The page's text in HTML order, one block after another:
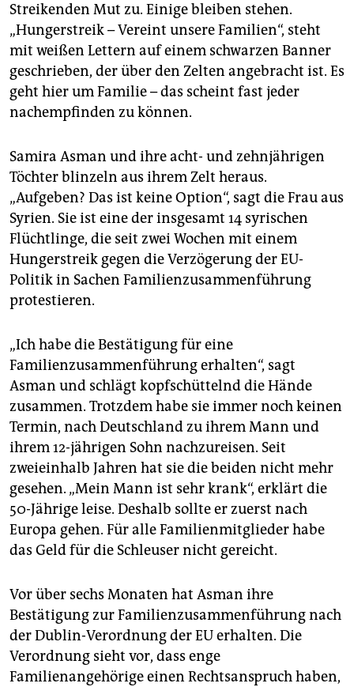
genossenschaft
epaper login
Streikenden Mut zu. Einige bleiben stehen.
„Hungerstreik – Vereint unsere Familien“, steht
mit weißen Lettern auf einem schwarzen Banner
geschrieben, der über den Zelten angebracht ist. Es
geht hier um Familie – das scheint fast jeder
nachempfinden zu können.
Samira Asman und ihre acht- und zehnjährigen
Töchter blinzeln aus ihrem Zelt heraus.
„Aufgeben? Das ist keine Option“, sagt die Frau aus
Syrien. Sie ist eine der insgesamt 14 syrischen
Flüchtlinge, die seit zwei Wochen mit einem
Hungerstreik gegen die Verzögerung der EU-
Politik in Sachen Familienzusammenführung
protestieren.
„Ich habe die Bestätigung für eine
Familienzusammenführung erhalten“, sagt
Asman und schlägt kopfschüttelnd die Hände
zusammen. Trotzdem habe sie immer noch keinen
Termin, nach Deutschland zu ihrem Mann und
ihrem 12-jährigen Sohn nachzureisen. Seit
zweieinhalb Jahren hat sie die beiden nicht mehr
gesehen. „Mein Mann ist sehr krank“, erklärt die
50-Jährige leise. Deshalb sollte er zuerst nach
Europa gehen. Für alle Familienmitglieder habe
das Geld für die Schleuser nicht gereicht.
Vor über sechs Monaten hat Asman ihre
Bestätigung zur Familienzusammenführung nach
der Dublin-Verordnung der EU erhalten. Die
Verordnung sieht vor, dass enge
Familienangehörige einen Rechtsanspruch haben,